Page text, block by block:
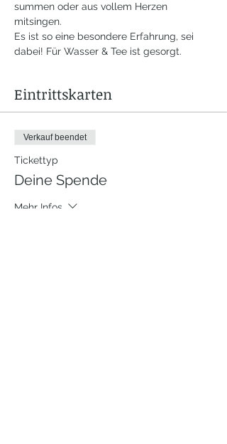
summen oder aus vollem Herzen
mitsingen.
Es ist so eine besondere Erfahrung, sei
dabei! Für Wasser & Tee ist gesorgt.
Eintrittskarten
Verkauf beendet
Tickettyp
Deine Spende
Mehr Infos